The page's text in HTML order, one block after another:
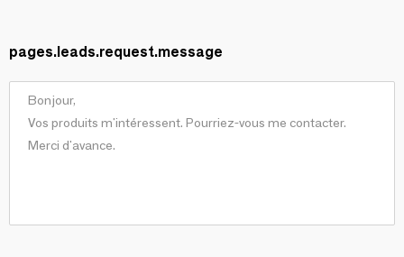
pages.leads.request.message